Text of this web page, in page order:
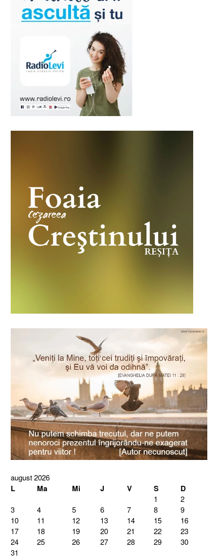
august 2026
L Ma Mi J V S D
1
2
3
4 5 6 7 8
9
10
11 12 13 14 15
16
17
18 19 20 21 22
23
24
25 26 27 28 29
30
31